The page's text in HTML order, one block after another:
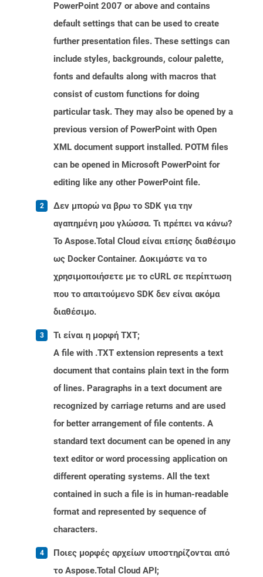
PowerPoint 2007 or above and contains
default settings that can be used to create
further presentation files. These settings can
include styles, backgrounds, colour palette,
fonts and defaults along with macros that
consist of custom functions for doing
particular task. They may also be opened by a
previous version of PowerPoint with Open
XML document support installed. POTM files
can be opened in Microsoft PowerPoint for
editing like any other PowerPoint file.
Δεν μπορώ να βρω το SDK για την
αγαπημένη μου γλώσσα. Τι πρέπει να κάνω?
Το Aspose.Total Cloud είναι επίσης διαθέσιμο
ως Docker Container. Δοκιμάστε να το
χρησιμοποιήσετε με το cURL σε περίπτωση
που το απαιτούμενο SDK δεν είναι ακόμα
διαθέσιμο.
Τι είναι η μορφή TXT;
A file with .TXT extension represents a text
document that contains plain text in the form
of lines. Paragraphs in a text document are
recognized by carriage returns and are used
for better arrangement of file contents. A
standard text document can be opened in any
text editor or word processing application on
different operating systems. All the text
contained in such a file is in human-readable
format and represented by sequence of
characters.
Ποιες μορφές αρχείων υποστηρίζονται από
το Aspose.Total Cloud API;